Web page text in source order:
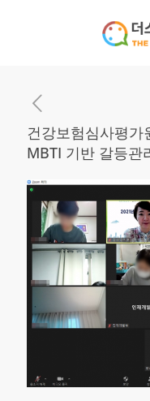
건강보험심사평
MBTI 기반 갈등관